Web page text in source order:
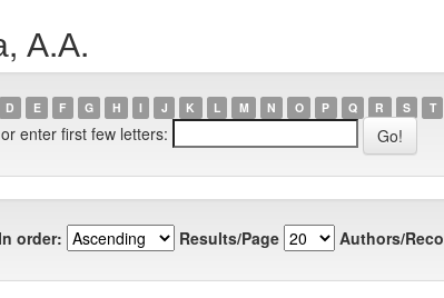
А.А.
D E F G H I J K L M N O P Q R S T
or enter first few letters:
In order: Results/Page Authors/